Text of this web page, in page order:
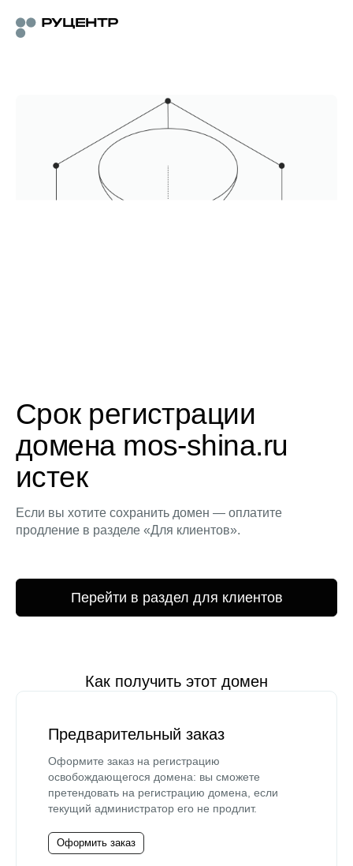
Срок регистрации
домена mos-shina.ru
истек
Если вы хотите сохранить домен — оплатите
продление в разделе «Для клиентов».
Перейти в раздел для клиентов
Как получить этот домен
Предварительный заказ
Оформите заказ на регистрацию
освобождающегося домена: вы сможете
претендовать на регистрацию домена, если
текущий администратор его не продлит.
Оформить заказ